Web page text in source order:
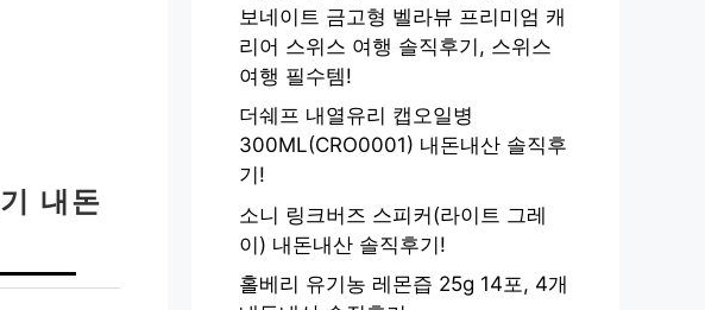
내돈
보네이트 금고형 벨라뷰 프리미엄 캐
리어 스위스 여행 솔직후기, 스위스
여행 필수템!
더쉐프 내열유리 캡오일병
300ML(CRO0001) 내돈내산 솔직후
기!
소니 링크버즈 스피커(라이트 그레
이) 내돈내산 솔직후기!
홀베리 유기농 레몬즙 25g 14포, 4개